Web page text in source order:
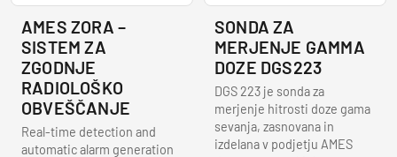
AMES ZORA –
SISTEM ZA
ZGODNJE
RADIOLOŠKO
OBVEŠČANJE
Real-time detection and
automatic alarm generation
SONDA ZA
MERJENJE GAMMA
DOZE DGS223
DGS 223 je sonda za
merjenje hitrosti doze gama
sevanja, zasnovana in
izdelana v podjetju AMES